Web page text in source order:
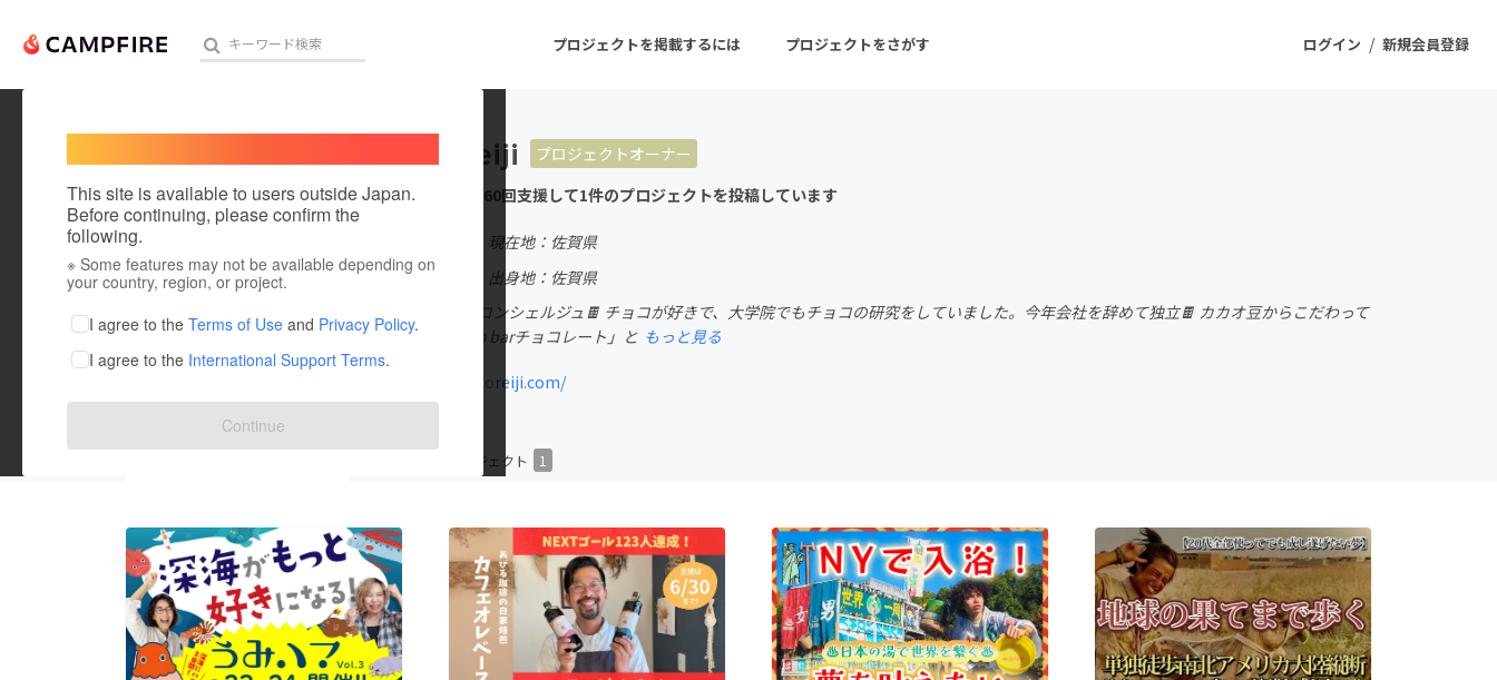
ログイン / 新規会員登録
プロジェクトを掲載するには プロジェクトをさがす
人気のプロジェクト 注目のリターン 注目の新着プロジェクト 募集終了が近いプロジェクト
アート・写真 音楽
テクノロジー・ガジェット
ゲーム・サービス開発 フード・飲食店
ファッション
映像・映画
ビジネス・起業
まちづくり・地域活性化
CAMPFIRE for Social Good
CAMPFIRE Creation
CAMPFIREふるさと納税
machi-ya コミュニティ
This site is available to users outside Japan.
Before continuing, please confirm the
following.
※ Some features may not be available depending on
your country, region, or project.
I agree to the Terms of Use and Privacy Policy.
I agree to the International Support Terms.
Continue
Chocoreiji
プロジェクトオーナー
これまでに60回支援して1件のプロジェクトを投稿しています
現在地：佐賀県
出身国：日本
出身地：佐賀県
チョコレートコンシェルジュ🍫 チョコが好きで、大学院でもチョコの研究をしていました。今年会社を辞めて独立🍫 カカオ豆からこだわって
作る「Bean to barチョコレート」と もっと見る
www.chocoreiji.com/
プロジェクト 1